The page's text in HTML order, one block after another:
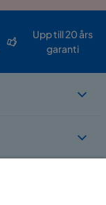
Upp till 20 års
garanti